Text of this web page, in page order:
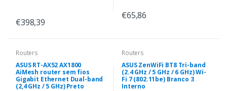
€398,39
€65,86
Routers
ASUS RT-AX52 AX1800
AiMesh router sem fios
Gigabit Ethernet Dual-band
(2,4 GHz / 5 GHz) Preto
Routers
ASUS ZenWiFi BT8 Tri-band
(2.4 GHz / 5 GHz / 6 GHz) Wi-
Fi 7 (802.11be) Branco 3
Interno